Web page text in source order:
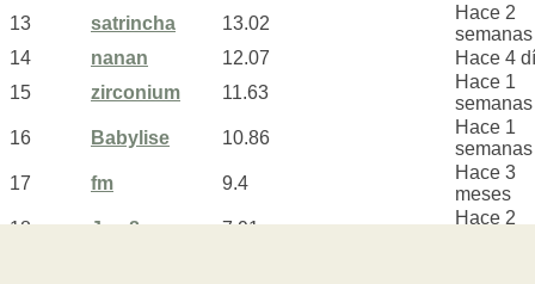
13
satrincha 13.02
Hace 2
semanas
14
nanan 12.07
Hace 4
15
zirconium 11.63
Hace 1
semanas
16
Babylise 10.86
Hace 1
semanas
17
fm 9.4
Hace 3
meses
18
Jma8 7.91
Hace 2